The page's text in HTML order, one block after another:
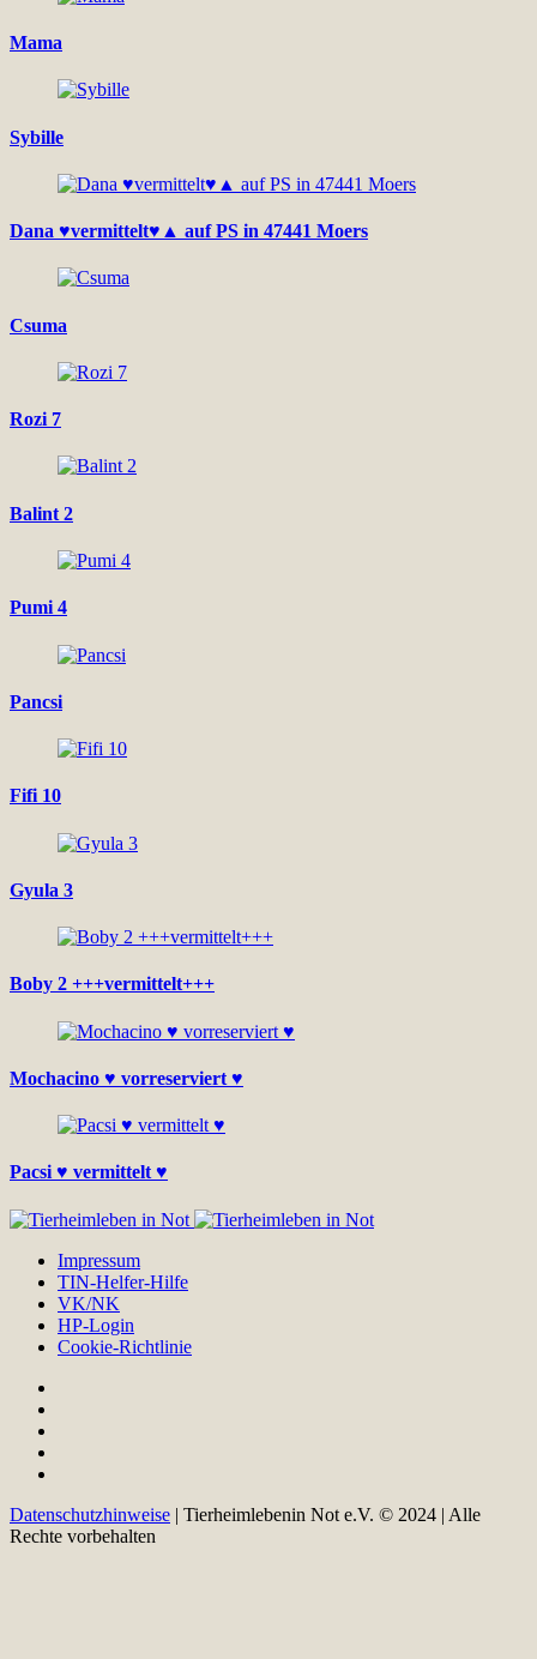
Mama
Sybille
Dana ♥vermittelt♥▲ auf PS in 47441 Moers
Csuma
Rozi 7
Balint 2
Pumi 4
Pancsi
Fifi 10
Gyula 3
Boby 2 +++vermittelt+++
Mochacino ♥ vorreserviert ♥
Pacsi ♥ vermittelt ♥
Impressum
TIN-Helfer-Hilfe
VK/NK
HP-Login
Cookie-Richtlinie
Datenschutzhinweise | Tierheimlebenin Not e.V. © 2024 | Alle
Rechte vorbehalten